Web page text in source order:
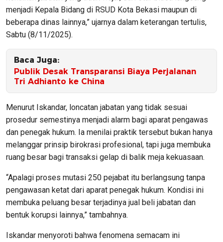
menjadi Kepala Bidang di RSUD Kota Bekasi maupun di
beberapa dinas lainnya,” ujarnya dalam keterangan tertulis,
Sabtu (8/11/2025).
Baca Juga:
Publik Desak Transparansi Biaya Perjalanan
Tri Adhianto ke China
Menurut Iskandar, loncatan jabatan yang tidak sesuai
prosedur semestinya menjadi alarm bagi aparat pengawas
dan penegak hukum. Ia menilai praktik tersebut bukan hanya
melanggar prinsip birokrasi profesional, tapi juga membuka
ruang besar bagi transaksi gelap di balik meja kekuasaan.
“Apalagi proses mutasi 250 pejabat itu berlangsung tanpa
pengawasan ketat dari aparat penegak hukum. Kondisi ini
membuka peluang besar terjadinya jual beli jabatan dan
bentuk korupsi lainnya,” tambahnya.
Iskandar menyoroti bahwa fenomena semacam ini